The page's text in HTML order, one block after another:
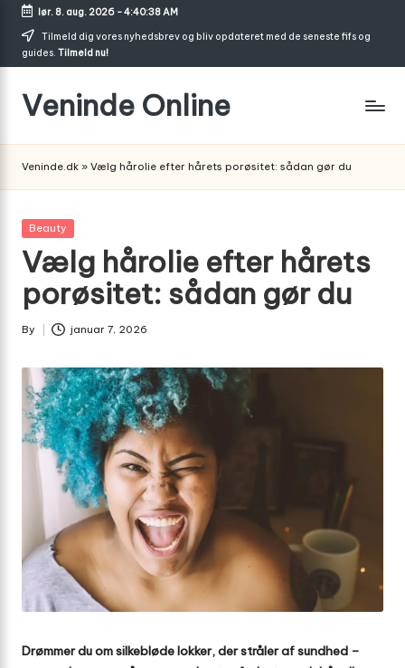
Skip
lør. 8. aug. 2026-4:40:39 AM
Tilmeld dig vores nyhedsbrev og bliv opdateret med de seneste fifs og
guides. Tilmeld nu!
Veninde Online
inspiration
Veninde.dk » Vælg hårolie efter hårets porøsitet: sådan gør du
Posted
Beauty
Vælg hårolie efter hårets
porøsitet: sådan gør du
Posted
By januar 7, 2026
Drømmer du om silkebløde lokker, der stråler af sundhed –